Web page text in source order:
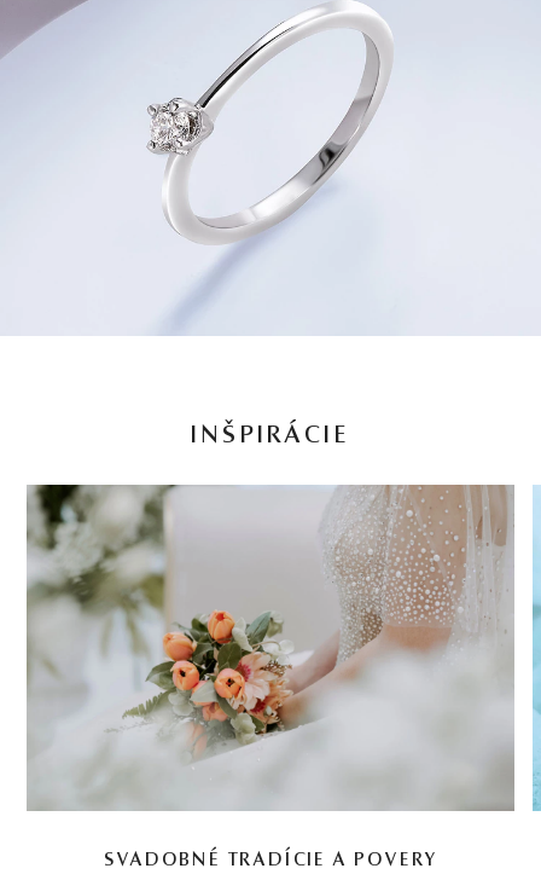
INŠPIRÁCIE
SVADOBNÉ TRADÍCIE A POVERY